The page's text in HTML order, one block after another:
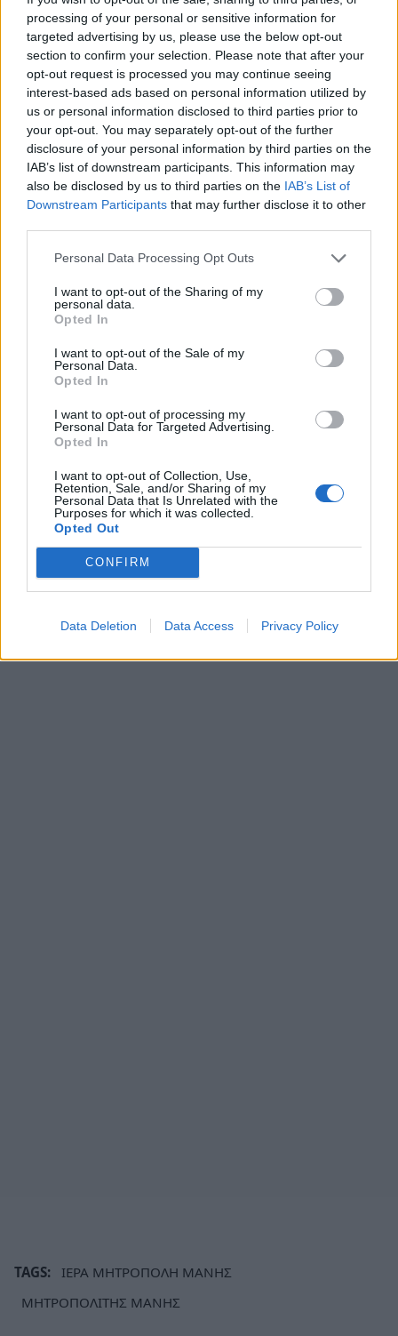
processing of your personal or sensitive information for
targeted advertising by us, please use the below opt-out
section to confirm your selection. Please note that after your
opt-out request is processed you may continue seeing
interest-based ads based on personal information utilized by
us or personal information disclosed to third parties prior to
your opt-out. You may separately opt-out of the further
disclosure of your personal information by third parties on the
IAB’s list of downstream participants. This information may
also be disclosed by us to third parties on the IAB’s List of
Downstream Participants that may further disclose it to other
Personal Data Processing Opt Outs
I want to opt-out of the Sharing of my
personal data.
Opted In
I want to opt-out of the Sale of my
Personal Data.
Opted In
I want to opt-out of processing my
Personal Data for Targeted Advertising.
Opted In
I want to opt-out of Collection, Use,
Retention, Sale, and/or Sharing of my
Personal Data that Is Unrelated with the
Purposes for which it was collected.
Opted Out
CONFIRM
Data Deletion Data Access Privacy Policy
TAGS:
ΙΕΡΑ ΜΗΤΡΟΠΟΛΗ ΜΑΝΗΣ
ΜΗΤΡΟΠΟΛΙΤΗΣ ΜΑΝΗΣ